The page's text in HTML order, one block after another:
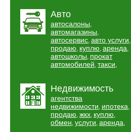
Авто
автосалоны,
автомагазины,
автосервис, авто услуги,
продаю, куплю, аренда,
автошколы, прокат
автомобилей, такси,
Недвижимость
агентства
недвижимости, ипотека,
продаю, жкх, куплю,
обмен, услуги, аренда,